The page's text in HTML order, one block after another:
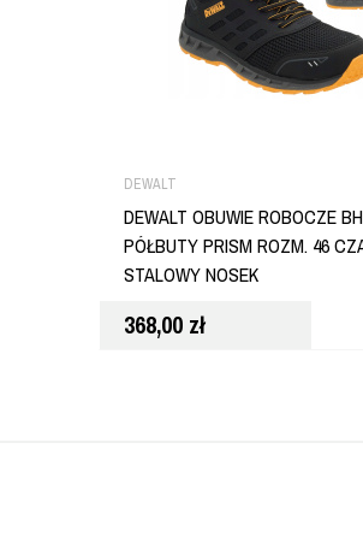
DEWALT
DEWALT OBUWIE ROBOCZE
PÓŁBUTY PRISM ROZM. 46
STALOWY NOSEK
368,00 zł